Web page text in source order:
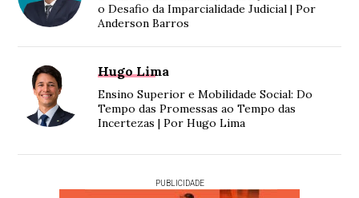
o Desafio da Imparcialidade Judicial | Por
Anderson Barros
Hugo Lima
Ensino Superior e Mobilidade Social: Do
Tempo das Promessas ao Tempo das
Incertezas | Por Hugo Lima
PUBLICIDADE